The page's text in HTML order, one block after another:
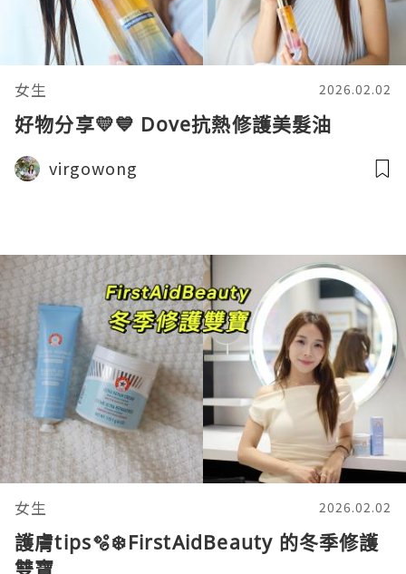
女生 2026.02.02
好物分享💛💙 Dove抗熱修護美髮油
virgowong
女生 2026.02.02
護膚tips🫧❄️FirstAidBeauty 的冬季修護
雙寶